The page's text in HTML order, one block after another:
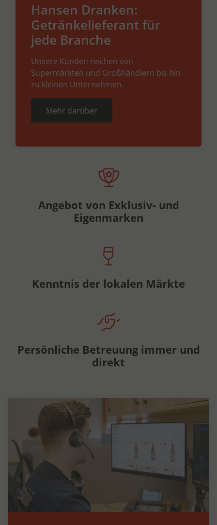
Hansen Dranken:
Getränkelieferant für
jede Branche
Unsere Kunden reichen von
Supermärkten und Großhändlern bis hin
zu kleinen Unternehmen.
Mehr darüber
Angebot von Exklusiv- und
Eigenmarken
Kenntnis der lokalen Märkte
Persönliche Betreuung immer und
direkt